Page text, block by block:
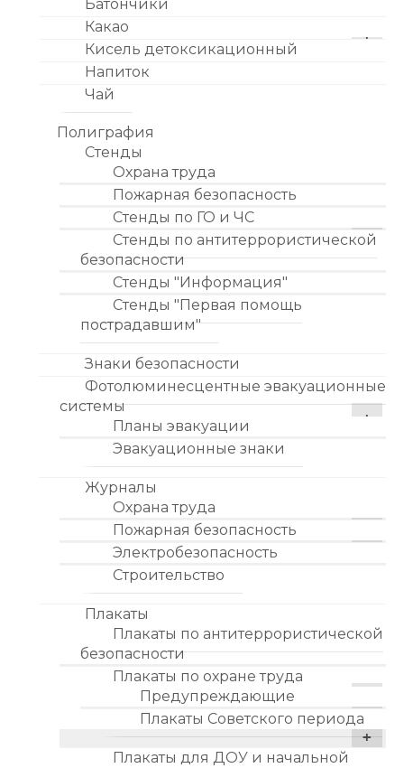
Батончики
Какао
Кисель детоксикационный
Напиток
Чай
Полиграфия
Стенды
Охрана труда
Пожарная безопасность
Стенды по ГО и ЧС
Стенды по антитеррористической
безопасности
Стенды "Информация"
Стенды "Первая помощь
пострадавшим"
Знаки безопасности
Фотолюминесцентные эвакуационные
системы
Планы эвакуации
Эвакуационные знаки
Журналы
Охрана труда
Пожарная безопасность
Электробезопасность
Строительство
Плакаты
Плакаты по антитеррористической
безопасности
Плакаты по охране труда
Предупреждающие
Плакаты Советского периода
Плакаты для ДОУ и начальной